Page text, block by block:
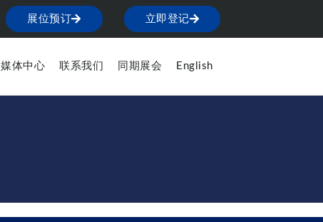
展位预订 立即登记
媒体中心 联系我们 同期展会 English